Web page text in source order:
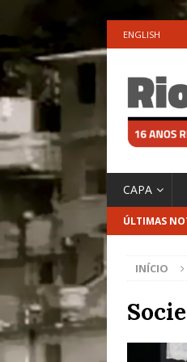
ENGLISH
CAPA
ÚLTIMAS
INÍCIO